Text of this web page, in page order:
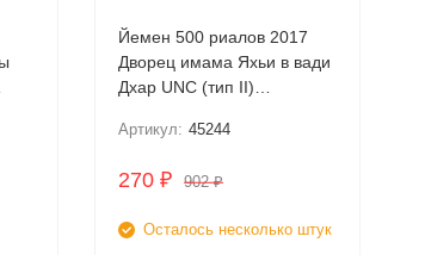
Йемен 500 риалов 2017
Дворец имама Яхьи в вади
Дхар UNC (тип II)
Артикул: 45244
270₽ 902₽
Осталось несколько штук